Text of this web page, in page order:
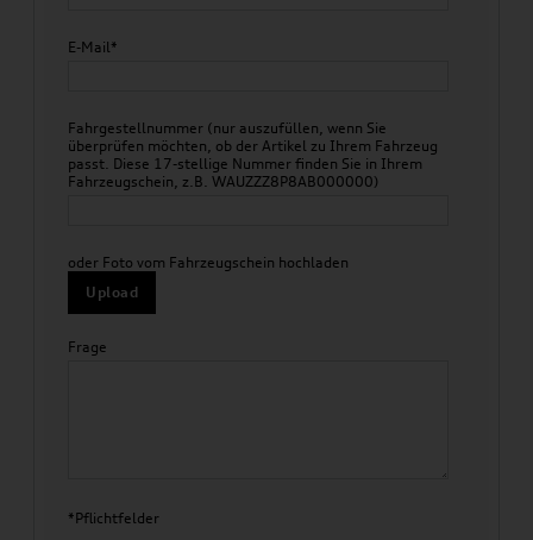
E-Mail*
Fahrgestellnummer (nur auszufüllen, wenn Sie
überprüfen möchten, ob der Artikel zu Ihrem Fahrzeug
passt. Diese 17-stellige Nummer finden Sie in Ihrem
Fahrzeugschein, z.B. WAUZZZ8P8AB000000)
oder Foto vom Fahrzeugschein hochladen
Upload
Frage
*Pflichtfelder